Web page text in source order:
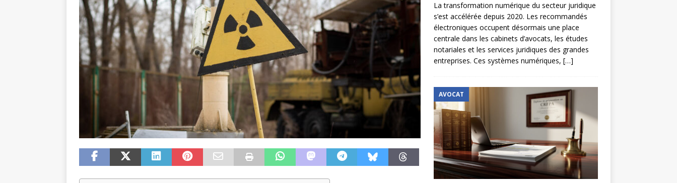
La transformation numérique du secteur juridique
s’est accélérée depuis 2020. Les recommandés
électroniques occupent désormais une place
centrale dans les cabinets d’avocats, les études
notariales et les services juridiques des grandes
entreprises. Ces systèmes numériques, […]
AVOCAT